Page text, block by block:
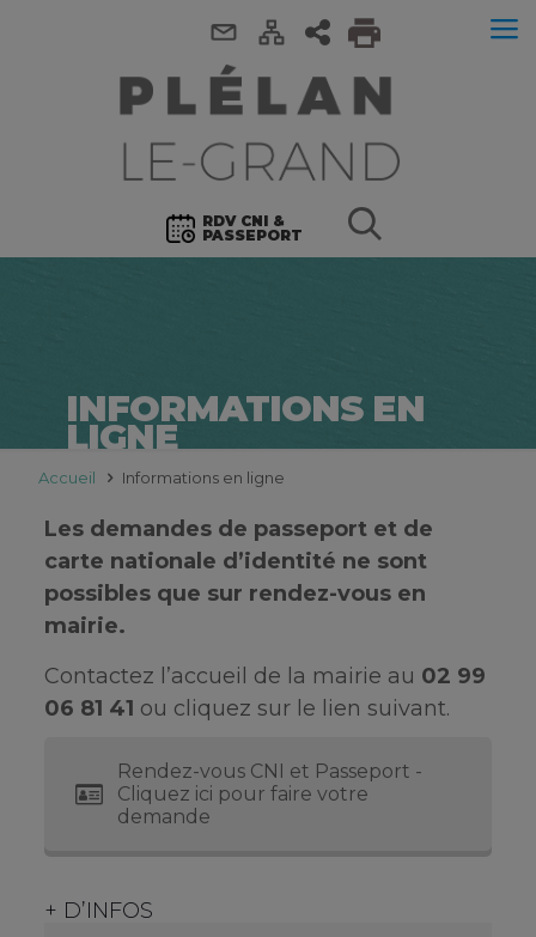
RDV CNI &
PASSEPORT
INFORMATIONS EN
LIGNE
Accueil Informations en ligne
Les demandes de passeport et de
carte nationale d’identité ne sont
possibles que sur rendez-vous en
mairie.
Contactez l’accueil de la mairie au 02 99
06 81 41 ou cliquez sur le lien suivant.
Rendez-vous CNI et Passeport -
Cliquez ici pour faire votre
demande
+ D’INFOS